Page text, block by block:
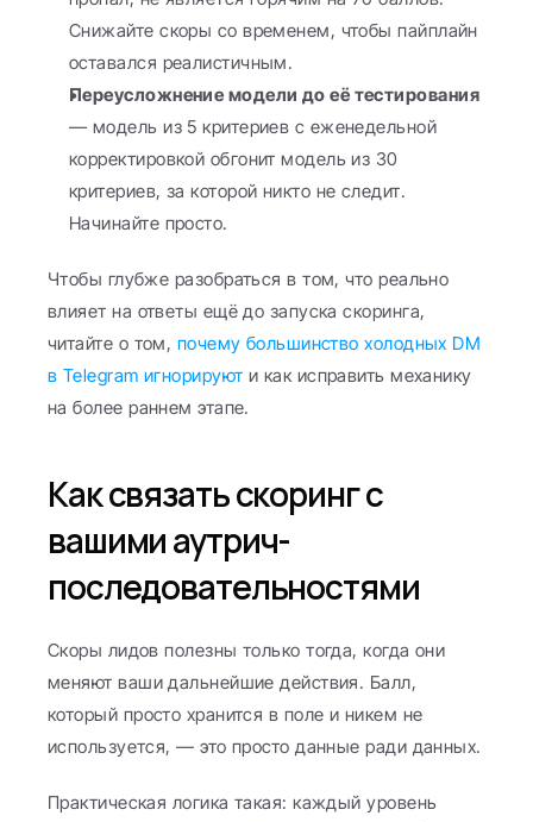
Снижайте скоры со временем, чтобы пайплайн
оставался реалистичным.
Переусложнение модели до её тестирования
— модель из 5 критериев с еженедельной
корректировкой обгонит модель из 30
критериев, за которой никто не следит.
Начинайте просто.
Чтобы глубже разобраться в том, что реально
влияет на ответы ещё до запуска скоринга,
читайте о том, почему большинство холодных DM
в Telegram игнорируют и как исправить механику
на более раннем этапе.
Как связать скоринг с
вашими аутрич-
последовательностями
Скоры лидов полезны только тогда, когда они
меняют ваши дальнейшие действия. Балл,
который просто хранится в поле и никем не
используется, — это просто данные ради данных.
Практическая логика такая: каждый уровень